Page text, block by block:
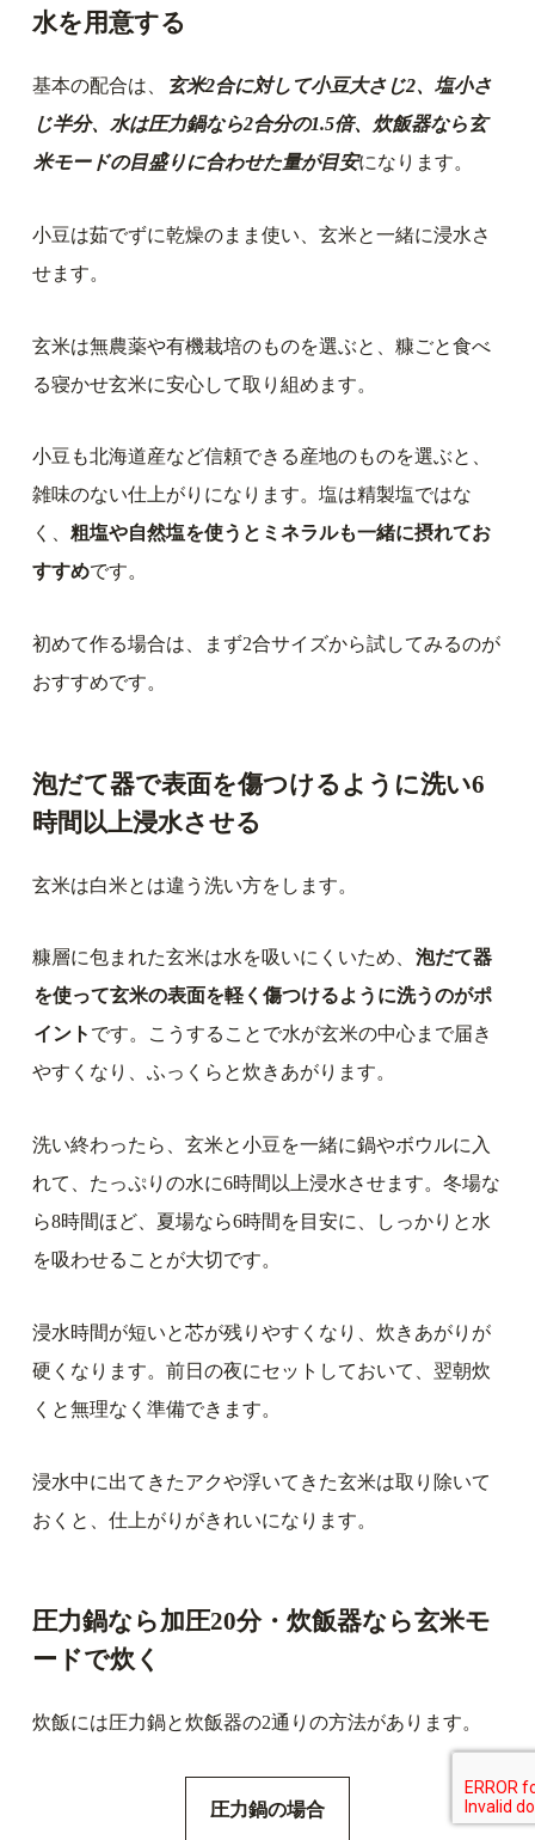
水を用意する
基本の配合は、
玄米2合に対して小豆大さじ2、塩小さ
じ半分、水は圧力鍋なら2合分の1.5倍、炊飯器なら玄
米モードの目盛りに合わせた量が目安になります。
小豆は茹でずに乾燥のまま使い、玄米と一緒に浸水さ
せます。
玄米は無農薬や有機栽培のものを選ぶと、糠ごと食べ
る寝かせ玄米に安心して取り組めます。
小豆も北海道産など信頼できる産地のものを選ぶと、
雑味のない仕上がりになります。塩は精製塩ではな
く、粗塩や自然塩を使うとミネラルも一緒に摂れてお
すすめです。
初めて作る場合は、まず2合サイズから試してみるのが
おすすめです。
泡だて器で表面を傷つけるように洗い6
時間以上浸水させる
玄米は白米とは違う洗い方をします。
糠層に包まれた玄米は水を吸いにくいため、 泡だて器
を使って玄米の表面を軽く傷つけるように洗うのがポ
イント です。こうすることで水が玄米の中心まで届き
やすくなり、ふっくらと炊きあがります。
洗い終わったら、玄米と小豆を一緒に鍋やボウルに入
れて、たっぷりの水に6時間以上浸水させます。冬場な
ら8時間ほど、夏場なら6時間を目安に、しっかりと水
を吸わせることが大切です。
浸水時間が短いと芯が残りやすくなり、炊きあがりが
硬くなります。前日の夜にセットしておいて、翌朝炊
くと無理なく準備できます。
浸水中に出てきたアクや浮いてきた玄米は取り除いて
おくと、仕上がりがきれいになります。
圧力鍋なら加圧20分・炊飯器なら玄米モ
ードで炊く
炊飯には圧力鍋と炊飯器の2通りの方法があります。
圧力鍋の場合